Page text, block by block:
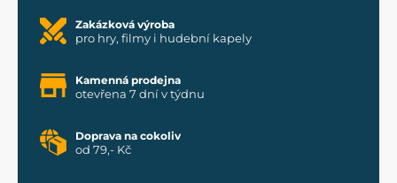
Zakázková výroba
pro hry, filmy i hudební kapely
Kamenná prodejna
otevřena 7 dní v týdnu
Doprava na cokoliv
od 79,- Kč